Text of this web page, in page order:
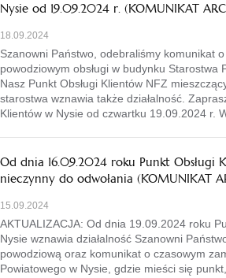
Nysie od 19.09.2024 r. (KOMUNIKAT
18.09.2024
Szanowni Państwo, odebraliśmy komunikat
powodziowym obsługi w budynku Starostwa
Nasz Punkt Obsługi Klientów NFZ
starostwa wznawia także działalność.
Klientów w Nysie od czwartku 19.09.2024 r.
Od dnia 16.09.2024 roku Punkt Obsługi
nieczynny do odwołania (KOMUNIKAT
15.09.2024
AKTUALIZACJA: Od dnia 19.09.2024 roku
Nysie wznawia działalność Szanowni
powodziową oraz komunikat o czasowym
Powiatowego w Nysie, gdzie mieści się